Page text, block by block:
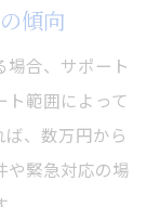
傾向
合、サポート
ト範囲によって
、数万円から
や緊急対応の場